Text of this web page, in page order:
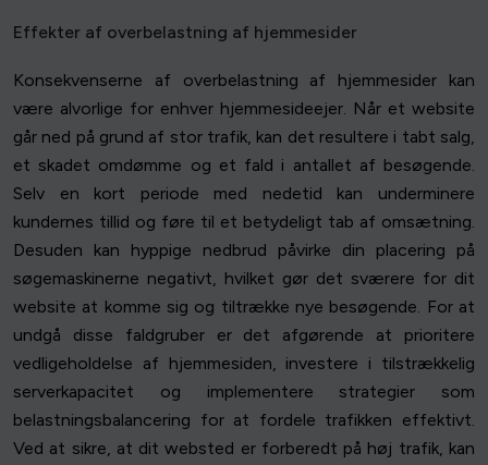
Effekter af overbelastning af hjemmesider
Konsekvenserne af overbelastning af hjemmesider kan
være alvorlige for enhver hjemmesideejer. Når et website
går ned på grund af stor trafik, kan det resultere i tabt salg,
et skadet omdømme og et fald i antallet af besøgende.
Selv en kort periode med nedetid kan underminere
kundernes tillid og føre til et betydeligt tab af omsætning.
Desuden kan hyppige nedbrud påvirke din placering på
søgemaskinerne negativt, hvilket gør det sværere for dit
website at komme sig og tiltrække nye besøgende. For at
undgå disse faldgruber er det afgørende at prioritere
vedligeholdelse af hjemmesiden, investere i tilstrækkelig
serverkapacitet og implementere strategier som
belastningsbalancering for at fordele trafikken effektivt.
Ved at sikre, at dit websted er forberedt på høj trafik, kan